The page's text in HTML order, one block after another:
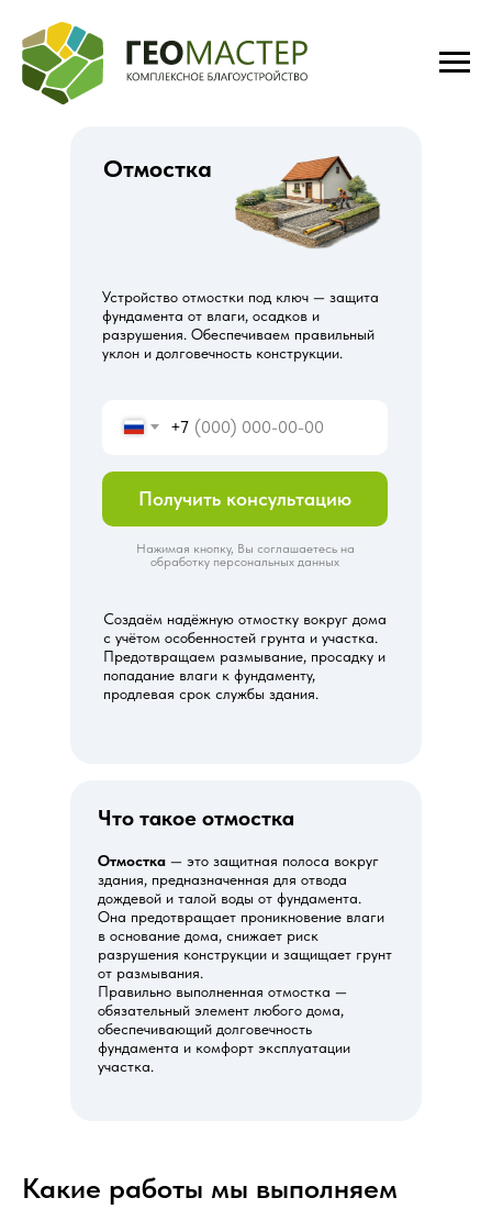
Отмостка
Устройство отмостки под ключ — защита
фундамента от влаги, осадков и
разрушения. Обеспечиваем правильный
уклон и долговечность конструкции.
+7
Получить консультацию
Нажимая кнопку, Вы соглашаетесь на
обработку персональных данных
Создаём надёжную отмостку вокруг дома
с учётом особенностей грунта и участка.
Предотвращаем размывание, просадку и
попадание влаги к фундаменту,
продлевая срок службы здания.
Отмостка — это защитная полоса вокруг
здания, предназначенная для отвода
дождевой и талой воды от фундамента.
Она предотвращает проникновение влаги
в основание дома, снижает риск
разрушения конструкции и защищает грунт
от размывания.
Правильно выполненная отмостка —
обязательный элемент любого дома,
обеспечивающий долговечность
фундамента и комфорт эксплуатации
участка.
Что такое отмостка
Какие работы мы выполняем